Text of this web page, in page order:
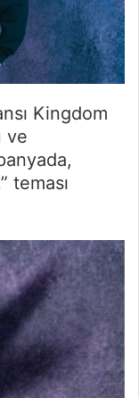
Kingdom
ve
teması